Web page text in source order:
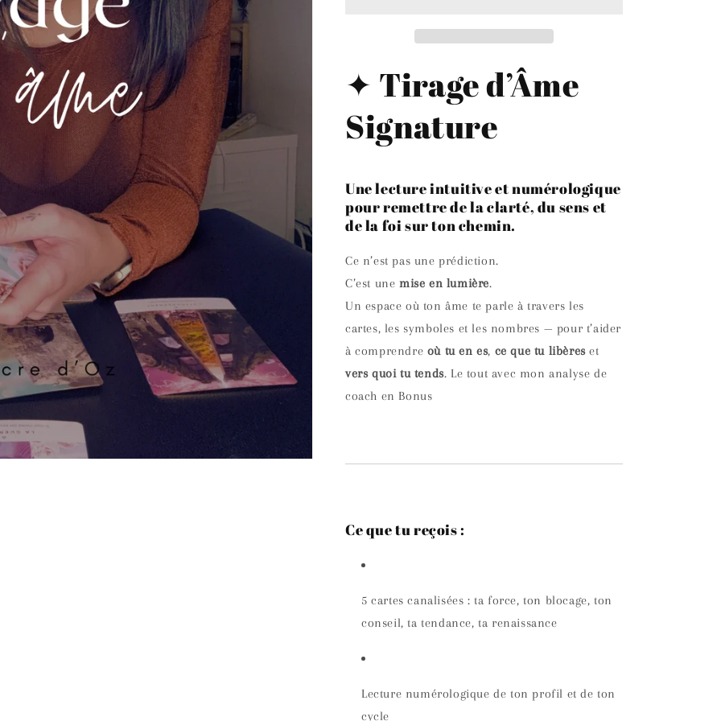
✦ Tirage d’Âme
Signature
Une lecture intuitive et numérologique
pour remettre de la clarté, du sens et
de la foi sur ton chemin.
Ce n’est pas une prédiction.
C’est une mise en lumière.
Un espace où ton âme te parle à travers les
cartes, les symboles et les nombres — pour t’aider
à comprendre où tu en es, ce que tu libèreset
vers quoi tu tends. Le tout avec mon analyse de
coach en Bonus
Ce que tu reçois :
5 cartes canalisées : ta force, ton blocage, ton
conseil, ta tendance, ta renaissance
Lecture numérologique de ton profil et de ton
cycle